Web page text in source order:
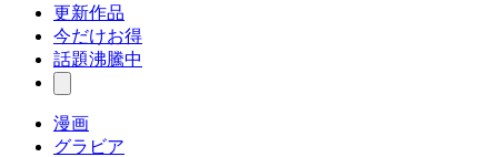
更新作品
今だけお得
話題沸騰中
漫画
グラビア